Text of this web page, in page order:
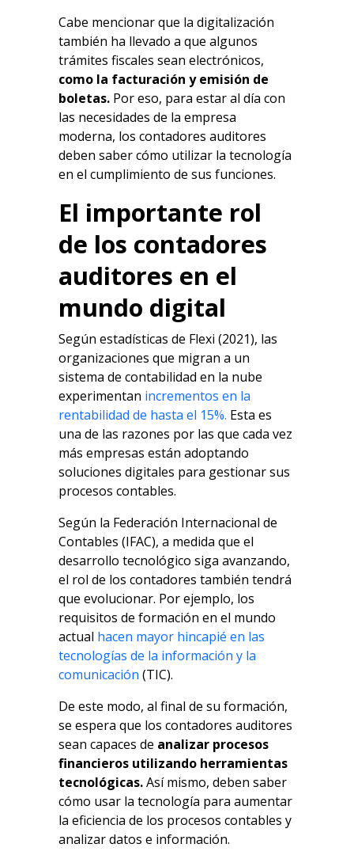
Cabe mencionar que la digitalización
también ha llevado a que algunos
trámites fiscales sean electrónicos,
como la facturación y emisión de
boletas. Por eso, para estar al día con
las necesidades de la empresa
moderna, los contadores auditores
deben saber cómo utilizar la tecnología
en el cumplimiento de sus funciones.
El importante rol
de los contadores
auditores en el
mundo digital
Según estadísticas de Flexi (2021), las
organizaciones que migran a un
sistema de contabilidad en la nube
experimentan incrementos en la
rentabilidad de hasta el 15%. Esta es
una de las razones por las que cada vez
más empresas están adoptando
soluciones digitales para gestionar sus
procesos contables.
Según la Federación Internacional de
Contables (IFAC), a medida que el
desarrollo tecnológico siga avanzando,
el rol de los contadores también tendrá
que evolucionar. Por ejemplo, los
requisitos de formación en el mundo
actual hacen mayor hincapié en las
tecnologías de la información y la
comunicación (TIC).
De este modo, al final de su formación,
se espera que los contadores auditores
sean capaces de analizar procesos
financieros utilizando herramientas
tecnológicas.Así mismo, deben saber
cómo usar la tecnología para aumentar
la eficiencia de los procesos contables y
analizar datos e información.